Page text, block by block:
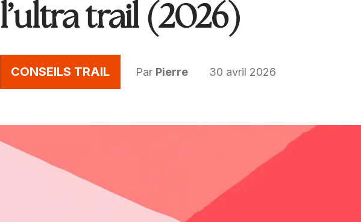
l’ultra trail (2026)
CONSEILS TRAIL Par Pierre 30 avril 2026